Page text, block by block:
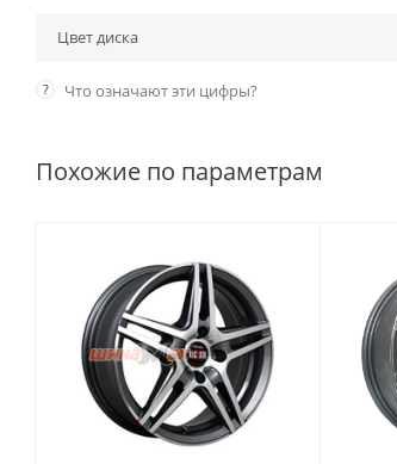
Цвет диска
? Что означают эти цифры?
Похожие по параметрам